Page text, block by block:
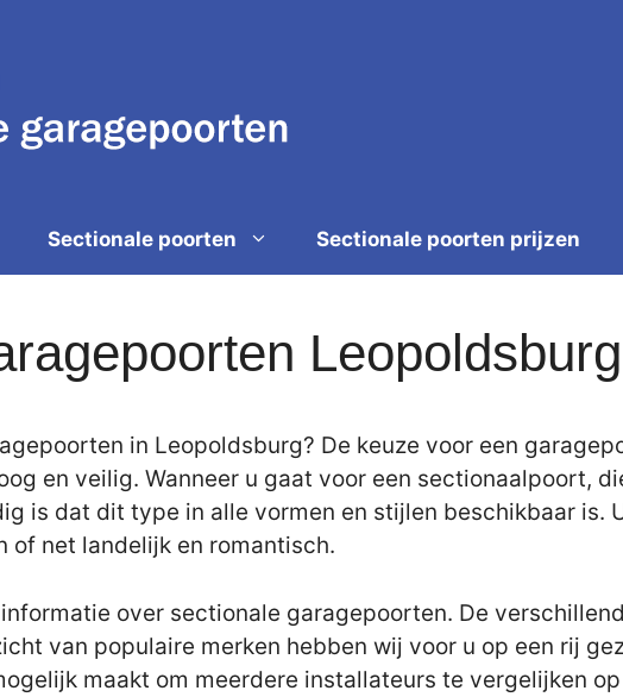
Sectionale poorten Sectionale poorten prijzen
Leopoldsburg
in Leopoldsburg? De keuze voor een
en veilig. Wanneer u gaat voor een sectionaalpoort,
is dat dit type in alle vormen en stijlen beschikbaar is.
of net landelijk en romantisch.
over sectionale garagepoorten. De
van populaire merken hebben wij voor u op een rij
maakt om meerdere installateurs te vergelijken